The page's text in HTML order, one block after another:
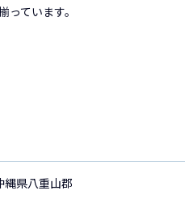
ています。
縄県八重山郡